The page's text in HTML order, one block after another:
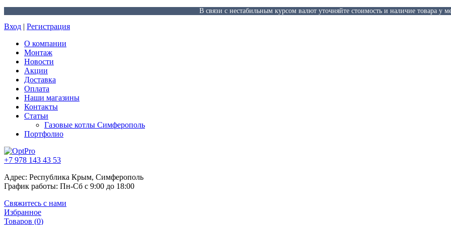
В связи с нестабильным курсом валют уточняйте стоимость и наличие товара у
Вход | Регистрация
О компании
Монтаж
Новости
Акции
Доставка
Оплата
Наши магазины
Контакты
Статьи
Газовые котлы Симферополь
Портфолио
+7 978 143 43 53
Адрес: Республика Крым, Симферополь
График работы: Пн-Сб с 9:00 до 18:00
Свяжитесь с нами
Избранное
Товаров (0)